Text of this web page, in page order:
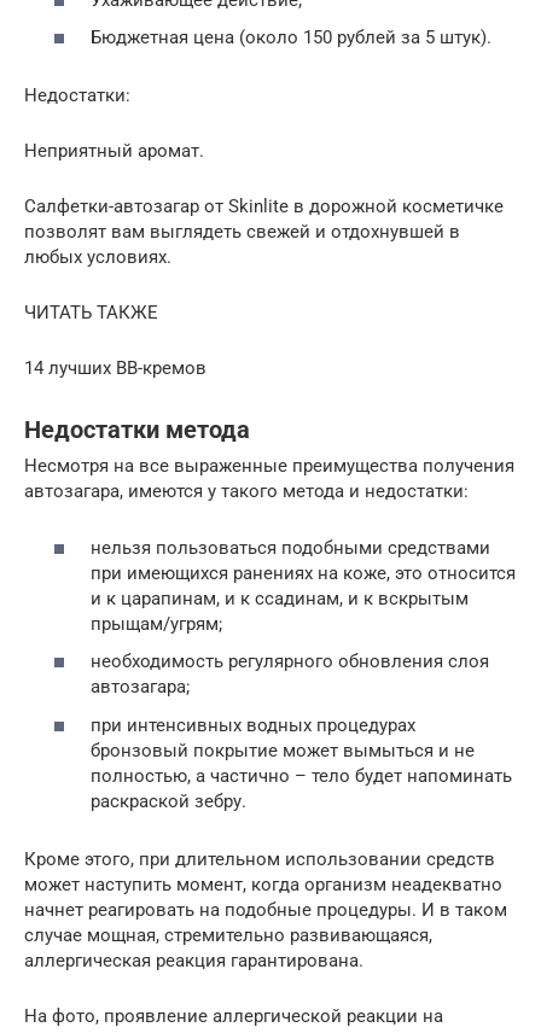
Бюджетная цена (около 150 рублей за 5 штук).
Недостатки:
Неприятный аромат.
Салфетки-автозагар от Skinlite в дорожной косметичке
позволят вам выглядеть свежей и отдохнувшей в
любых условиях.
ЧИТАТЬ ТАКЖЕ
14 лучших ВВ-кремов
Недостатки метода
Несмотря на все выраженные преимущества получения
автозагара, имеются у такого метода и недостатки:
нельзя пользоваться подобными средствами
при имеющихся ранениях на коже, это относится
и к царапинам, и к ссадинам, и к вскрытым
прыщам/угрям;
необходимость регулярного обновления слоя
автозагара;
при интенсивных водных процедурах
бронзовый покрытие может вымыться и не
полностью, а частично – тело будет напоминать
раскраской зебру.
Кроме этого, при длительном использовании средств
может наступить момент, когда организм неадекватно
начнет реагировать на подобные процедуры. И в таком
случае мощная, стремительно развивающаяся,
аллергическая реакция гарантирована.
На фото, проявление аллергической реакции на